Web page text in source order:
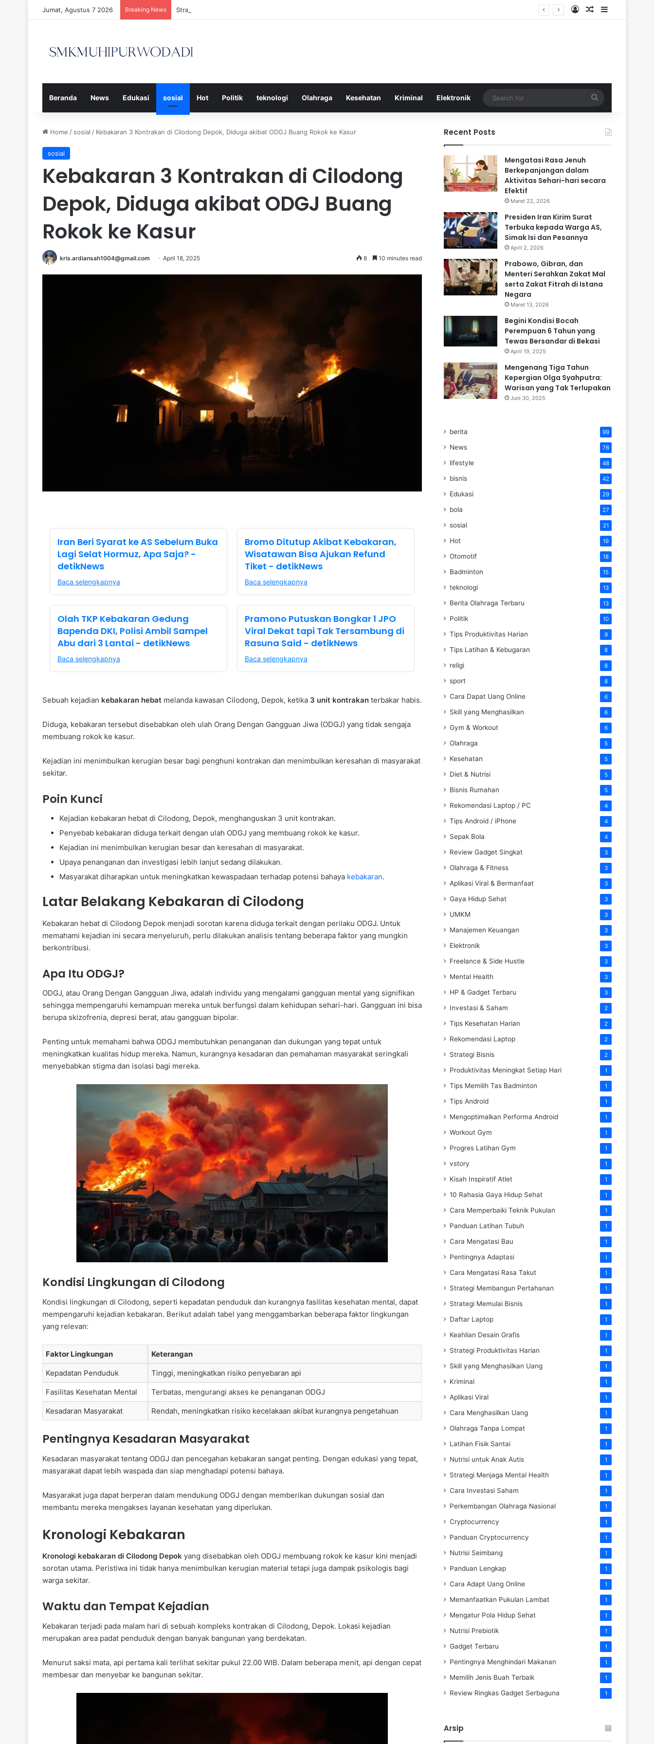
Jumat, Agustus 7 2026 Breaking News Strategi Efektif Menggunakan Media Sosial untuk Menghemat Waktu Berharga Anda Log InRandom Article
Sidebar
Beranda News Edukasi sosial Hot Politik teknologi Olahraga Kesehatan Kriminal Elektronik
for
Home / sosial / Kebakaran 3 Kontrakan di Cilodong Depok, Diduga akibat ODGJ Buang Rokok ke Kasur
sosial
Kebakaran 3 Kontrakan di Cilodong
Depok, Diduga akibat ODGJ Buang
Rokok ke Kasur
kris.ardiansah1004@gmail.com April 18, 2025 8 10 minutes read
Iran Beri Syarat ke AS Sebelum Buka
Lagi Selat Hormuz, Apa Saja? -
detikNews
Baca selengkapnya
Bromo Ditutup Akibat Kebakaran,
Wisatawan Bisa Ajukan Refund
Tiket - detikNews
Baca selengkapnya
Olah TKP Kebakaran Gedung
Bapenda DKI, Polisi Ambil Sampel
Abu dari 3 Lantai - detikNews
Baca selengkapnya
Pramono Putuskan Bongkar 1 JPO
Viral Dekat tapi Tak Tersambung di
Rasuna Said - detikNews
Baca selengkapnya
Sebuah kejadian kebakaran hebat melanda kawasan Cilodong, Depok, ketika 3 unit kontrakan terbakar habis.
Diduga, kebakaran tersebut disebabkan oleh ulah Orang Dengan Gangguan Jiwa (ODGJ) yang tidak sengaja
membuang rokok ke kasur.
Kejadian ini menimbulkan kerugian besar bagi penghuni kontrakan dan menimbulkan keresahan di masyarakat
sekitar.
Poin Kunci
Kejadian kebakaran hebat di Cilodong, Depok, menghanguskan 3 unit kontrakan.
Penyebab kebakaran diduga terkait dengan ulah ODGJ yang membuang rokok ke kasur.
Kejadian ini menimbulkan kerugian besar dan keresahan di masyarakat.
Upaya penanganan dan investigasi lebih lanjut sedang dilakukan.
Masyarakat diharapkan untuk meningkatkan kewaspadaan terhadap potensi bahaya kebakaran.
Latar Belakang Kebakaran di Cilodong
Kebakaran hebat di Cilodong Depok menjadi sorotan karena diduga terkait dengan perilaku ODGJ. Untuk
memahami kejadian ini secara menyeluruh, perlu dilakukan analisis tentang beberapa faktor yang mungkin
berkontribusi.
Apa Itu ODGJ?
ODGJ, atau Orang Dengan Gangguan Jiwa, adalah individu yang mengalami gangguan mental yang signifikan
sehingga mempengaruhi kemampuan mereka untuk berfungsi dalam kehidupan sehari-hari. Gangguan ini bisa
berupa skizofrenia, depresi berat, atau gangguan bipolar.
Penting untuk memahami bahwa ODGJ membutuhkan penanganan dan dukungan yang tepat untuk
meningkatkan kualitas hidup mereka. Namun, kurangnya kesadaran dan pemahaman masyarakat seringkali
menyebabkan stigma dan isolasi bagi mereka.
Kondisi Lingkungan di Cilodong
Kondisi lingkungan di Cilodong, seperti kepadatan penduduk dan kurangnya fasilitas kesehatan mental, dapat
mempengaruhi kejadian kebakaran. Berikut adalah tabel yang menggambarkan beberapa faktor lingkungan
yang relevan:
Faktor Lingkungan Keterangan
Kepadatan Penduduk Tinggi, meningkatkan risiko penyebaran api
Fasilitas Kesehatan Mental Terbatas, mengurangi akses ke penanganan ODGJ
Kesadaran Masyarakat Rendah, meningkatkan risiko kecelakaan akibat kurangnya pengetahuan
Pentingnya Kesadaran Masyarakat
Kesadaran masyarakat tentang ODGJ dan pencegahan kebakaran sangat penting. Dengan edukasi yang tepat,
masyarakat dapat lebih waspada dan siap menghadapi potensi bahaya.
Masyarakat juga dapat berperan dalam mendukung ODGJ dengan memberikan dukungan sosial dan
membantu mereka mengakses layanan kesehatan yang diperlukan.
Kronologi Kebakaran
Kronologi kebakaran di Cilodong Depok yang disebabkan oleh ODGJ membuang rokok ke kasur kini menjadi
sorotan utama. Peristiwa ini tidak hanya menimbulkan kerugian material tetapi juga dampak psikologis bagi
warga sekitar.
Waktu dan Tempat Kejadian
Kebakaran terjadi pada malam hari di sebuah kompleks kontrakan di Cilodong, Depok. Lokasi kejadian
merupakan area padat penduduk dengan banyak bangunan yang berdekatan.
Menurut saksi mata, api pertama kali terlihat sekitar pukul 22.00 WIB. Dalam beberapa menit, api dengan cepat
membesar dan menyebar ke bangunan sekitar.
Recent Posts
Mengatasi Rasa Jenuh
Berkepanjangan dalam
Aktivitas Sehari-hari secara
Efektif
Maret 22, 2026
Presiden Iran Kirim Surat
Terbuka kepada Warga AS,
Simak Isi dan Pesannya
April 2, 2026
Prabowo, Gibran, dan
Menteri Serahkan Zakat Mal
serta Zakat Fitrah di Istana
Negara
Maret 13, 2026
Begini Kondisi Bocah
Perempuan 6 Tahun yang
Tewas Bersandar di Bekasi
April 19, 2025
Mengenang Tiga Tahun
Kepergian Olga Syahputra:
Warisan yang Tak Terlupakan
Juni 30, 2025
berita 99
News 76
lifestyle 48
bisnis 42
Edukasi 29
bola 27
sosial 21
Hot 19
Otomotif 18
Badminton 15
teknologi 13
Berita Olahraga Terbaru 13
Politik 10
Tips Produktivitas Harian 9
Tips Latihan & Kebugaran 8
religi 8
sport 8
Cara Dapat Uang Online 6
Skill yang Menghasilkan 6
Gym & Workout 6
Olahraga 5
Kesehatan 5
Diet & Nutrisi 5
Bisnis Rumahan 5
Rekomendasi Laptop / PC 4
Tips Android / iPhone 4
Sepak Bola 4
Review Gadget Singkat 3
Olahraga & Fitness 3
Aplikasi Viral & Bermanfaat 3
Gaya Hidup Sehat 3
UMKM 3
Manajemen Keuangan 3
Elektronik 3
Freelance & Side Hustle 3
Mental Health 3
HP & Gadget Terbaru 3
Investasi & Saham 2
Tips Kesehatan Harian 2
Rekomendasi Laptop 2
Strategi Bisnis 2
Produktivitas Meningkat Setiap Hari 1
Tips Memilih Tas Badminton 1
Tips Android 1
Mengoptimalkan Performa Android 1
Workout Gym 1
Progres Latihan Gym 1
vstory 1
Kisah Inspiratif Atlet 1
10 Rahasia Gaya Hidup Sehat 1
Cara Memperbaiki Teknik Pukulan 1
Panduan Latihan Tubuh 1
Cara Mengatasi Bau 1
Pentingnya Adaptasi 1
Cara Mengatasi Rasa Takut 1
Strategi Membangun Pertahanan 1
Strategi Memulai Bisnis 1
Daftar Laptop 1
Keahlian Desain Grafis 1
Strategi Produktivitas Harian 1
Skill yang Menghasilkan Uang 1
Kriminal 1
Aplikasi Viral 1
Cara Menghasilkan Uang 1
Olahraga Tanpa Lompat 1
Latihan Fisik Santai 1
Nutrisi untuk Anak Autis 1
Strategi Menjaga Mental Health 1
Cara Investasi Saham 1
Perkembangan Olahraga Nasional 1
Cryptocurrency 1
Panduan Cryptocurrency 1
Nutrisi Seimbang 1
Panduan Lengkap 1
Cara Adapt Uang Online 1
Memanfaatkan Pukulan Lambat 1
Mengatur Pola Hidup Sehat 1
Nutrisi Prebiotik 1
Gadget Terbaru 1
Pentingnya Menghindari Makanan 1
Memilih Jenis Buah Terbaik 1
Review Ringkas Gadget Serbaguna 1
Arsip